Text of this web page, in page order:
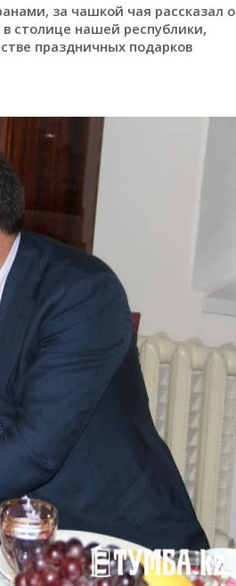
за чашкой чая рассказал о
столице нашей республики,
праздничных подарков